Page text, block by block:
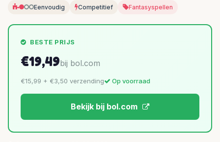
Eenvoudig Competitief Fantasyspellen
BESTE PRIJS
€19,49bij bol.com
€15,99 + €3,50 verzending Op voorraad
Bekijk bij bol.com